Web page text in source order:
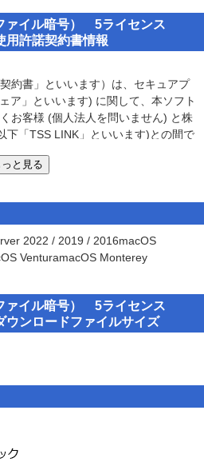
（自己復号型 .exe形式）をクリッ
ログ画面やメッセージなどは英語
括してドラッグ＆ドロップだけで暗号
サイズがコンパクトになるので便利で
からの変更点は以下のとおりです。
せん。
対応しました。
で使用するために OpenSSL Project
アが含まれています。
developed by the OpenSSL Project
(http://www.openssl.org/)
/ 2008 R2 / 2008
Sierra / macOS Sierra / OS X El
ク社「セキュアポーター」を名称変更
が含まれています。
developed by the OpenSSL Project
は、まずヘルプ／FAQをご確認くださ
象が発生した場合は、メールでお問
ラム内の「はじめにお読みくださ
います。
ァイル暗号） 5ライセンス
用許諾契約書情報
約書」といいます）は、セキュアプ
ア」といいます) に関して、本ソフト
お客様 (個人法人を問いません) と株
下「TSS LINK」といいます)との間で
契約書が成立したものとします。本
ェアは、ソフトウェアプログラムお
ト (マニュアル等の印刷物やオンラ
含みます。
トウェア毎に別途明示する以下のい
ソフトウェアを使用することができ
ンス数を上限とする人数で使用する
ンス数を上限とする台数のコンピュ
っと見る
2022 / 2019 / 2016macOS
VenturamacOS Monterey
ァイル暗号） 5ライセンス
ウンロードファイルサイズ